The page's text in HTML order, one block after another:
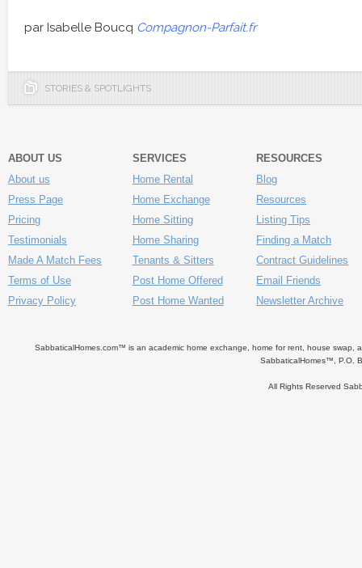
par Isabelle Boucq Compagnon-Parfait.fr
STORIES & SPOTLIGHTS
ABOUT US
About us
Press Page
Pricing
Testimonials
Made A Match Fees
Terms of Use
Privacy Policy
SERVICES
Home Rental
Home Exchange
Home Sitting
Home Sharing
Tenants & Sitters
Post Home Offered
Post Home Wanted
RESOURCES
Blog
Resources
Listing Tips
Finding a Match
Contract Guidelines
Email Friends
Newsletter Archive
SabbaticalHomes.com™ is an academic home exchange, home for rent, house swap,
SabbaticalHomes™, P.O.
All Rights Reserved